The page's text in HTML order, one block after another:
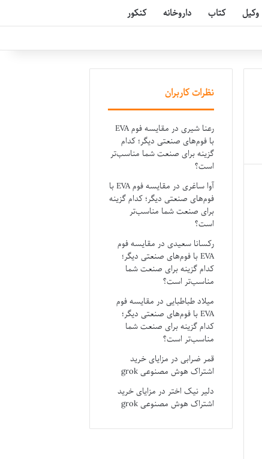
وکیل کتاب داروخانه کنکور
نظرات کاربران
رعنا شیریدر
مقایسه فوم EVA
با فوم‌های صنعتی دیگر؛ کدام
گزینه برای صنعت شما مناسب‌تر
است؟
آوا ساغریدر
مقایسه فوم EVA با
فوم‌های صنعتی دیگر؛ کدام گزینه
برای صنعت شما مناسب‌تر
است؟
رکسانا سعیدیدر مقایسه فوم
EVA با فوم‌های صنعتی دیگر؛
کدام گزینه برای صنعت شما
مناسب‌تر است؟
میلاد طباطباییدر مقایسه فوم
EVA با فوم‌های صنعتی دیگر؛
کدام گزینه برای صنعت شما
مناسب‌تر است؟
قمر ضرابیدر مزایای خرید
اشتراک هوش مصنوعی grok
دلیر نیک اختردر مزایای خرید
اشتراک هوش مصنوعی grok